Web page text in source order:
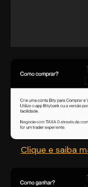
Clique e saiba